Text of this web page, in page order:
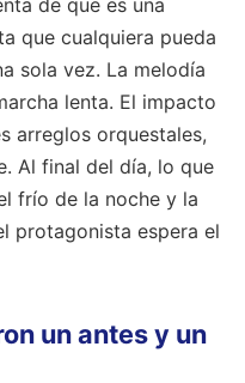
que cualquiera pueda
sola vez. La melodía
lenta. El impacto
arreglos orquestales,
Al final del día, lo que
frío de la noche y la
protagonista espera el
un antes y un